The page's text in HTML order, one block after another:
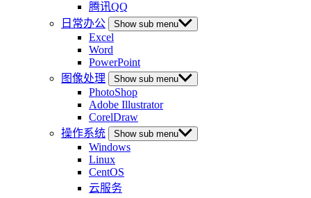
腾讯QQ
日常办公
Show sub menu
Excel
Word
PowerPoint
图像处理
Show sub menu
PhotoShop
Adobe Illustrator
CorelDraw
操作系统
Show sub menu
Windows
Linux
CentOS
云服务